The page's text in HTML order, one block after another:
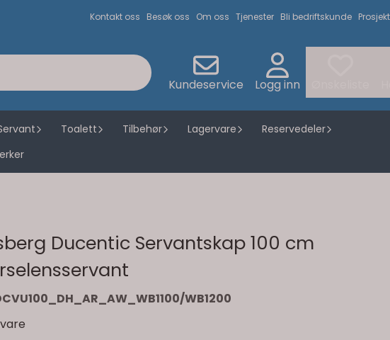
Kontakt oss Besøk oss Om oss Tjenester Bli bedriftskunde Prosjekt
Kundeservice Logg inn
Toalett Tilbehør Lagervare
Reservedeler
Ducentic Servantskap 100 cm
WB1200